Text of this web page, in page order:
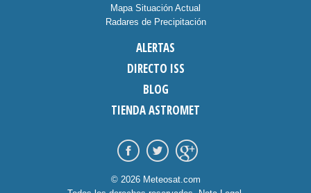
Mapa Situación Actual
Radares de Precipitación
ALERTAS
DIRECTO ISS
BLOG
TIENDA ASTROMET
© 2026 Meteosat.com